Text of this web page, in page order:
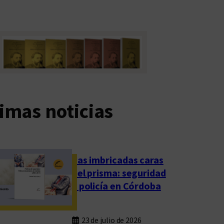
noticias
Las imbricadas caras
del prisma: seguridad
y policía en Córdoba
23 de julio de 2026